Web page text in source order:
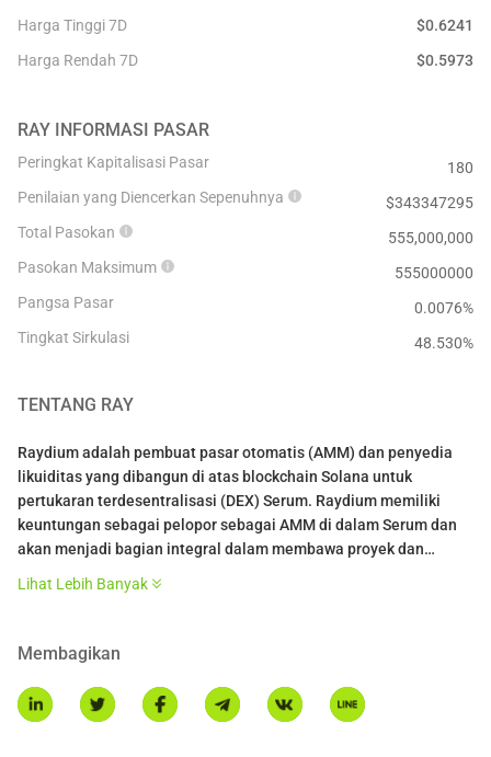
Harga Tinggi 7D
$0.6241
Harga Rendah 7D
$0.5973
RAY INFORMASI PASAR
Peringkat Kapitalisasi Pasar
180
Penilaian yang Diencerkan Sepenuhnya
$343347295
Total Pasokan
555,000,000
Pasokan Maksimum
555000000
Pangsa Pasar
0.0076%
Tingkat Sirkulasi
48.530%
TENTANG RAY
Raydium adalah pembuat pasar otomatis (AMM) dan penyedia
likuiditas yang dibangun di atas blockchain Solana untuk
pertukaran terdesentralisasi (DEX) Serum. Raydium memiliki
keuntungan sebagai pelopor sebagai AMM di dalam Serum dan
akan menjadi bagian integral dalam membawa proyek dan
ini akan bertindak sebagai jembatan bagi proyek yang ingin
Raydium dan token RAY akan menjadi fondasi untuk
platformnya sendiri, dan ekosistem secara keseluruhan.
Lihat Lebih Banyak
Membagikan